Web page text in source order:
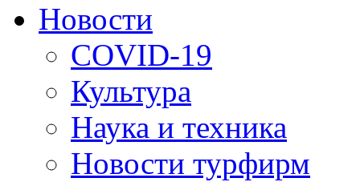
Новости
COVID-19
Культура
Наука и техника
Новости турфирм